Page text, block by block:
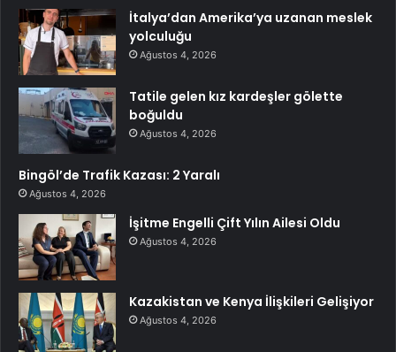
İtalya’dan Amerika’ya uzanan meslek
yolculuğu
Ağustos 4, 2026
Tatile gelen kız kardeşler gölette
boğuldu
Ağustos 4, 2026
Bingöl’de Trafik Kazası: 2 Yaralı
Ağustos 4, 2026
İşitme Engelli Çift Yılın Ailesi Oldu
Ağustos 4, 2026
Kazakistan ve Kenya İlişkileri Gelişiyor
Ağustos 4, 2026